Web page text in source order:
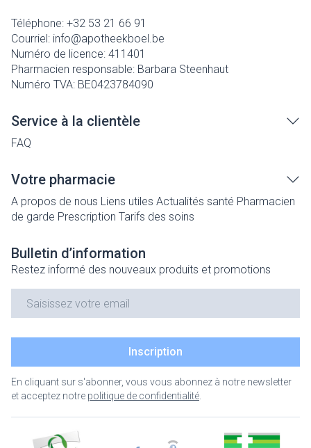
Téléphone: +32 53 21 66 91
Courriel: info@apotheekboel.be
Numéro de licence: 411401
Pharmacien responsable: Barbara Steenhaut
Numéro TVA: BE0423784090
Service à la clientèle
FAQ
Votre pharmacie
A propos de nous Liens utiles Actualités santé Pharmacien
de garde Prescription Tarifs des soins
Bulletin d’information
Restez informé des nouveaux produits et promotions
Inscription
En cliquant sur s'abonner, vous vous abonnez à notre newsletter
et acceptez notre politique de confidentialité